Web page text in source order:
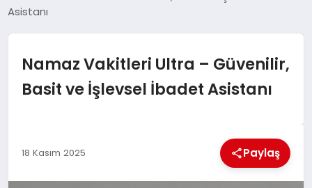
YAŞAM
GÜNCEL
TEKNOLOJI
GENEL
Asistanı
Namaz Vakitleri Ultra – Güvenilir,
Basit ve İşlevsel İbadet Asistanı
18 Kasım 2025 Paylaş